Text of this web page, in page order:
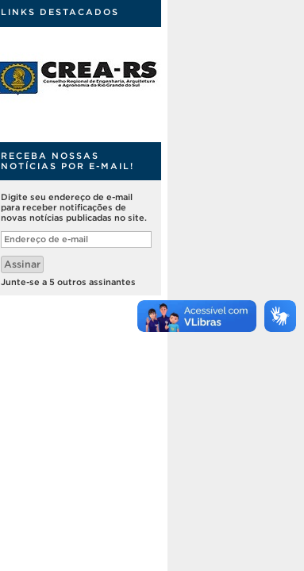
LINKS DESTACADOS
RECEBA NOSSAS
NOTÍCIAS POR E-MAIL!
Digite seu endereço de e-mail
para receber notificações de
novas notícias publicadas no site.
Endereço
de
e-
mail
Assinar
Junte-se a 5 outros assinantes